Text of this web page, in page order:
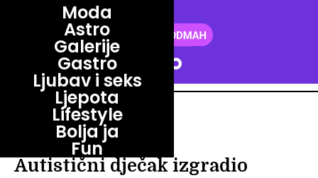
Moda
Astro
Galerije
Gastro
Ljubav i seks
Ljepota
Lifestyle
Bolja ja
Fun
TRUDNOĆA I MAJČINSTVO
TRUDNOĆA I MAJČINSTVO
Autistični dječak izgradio